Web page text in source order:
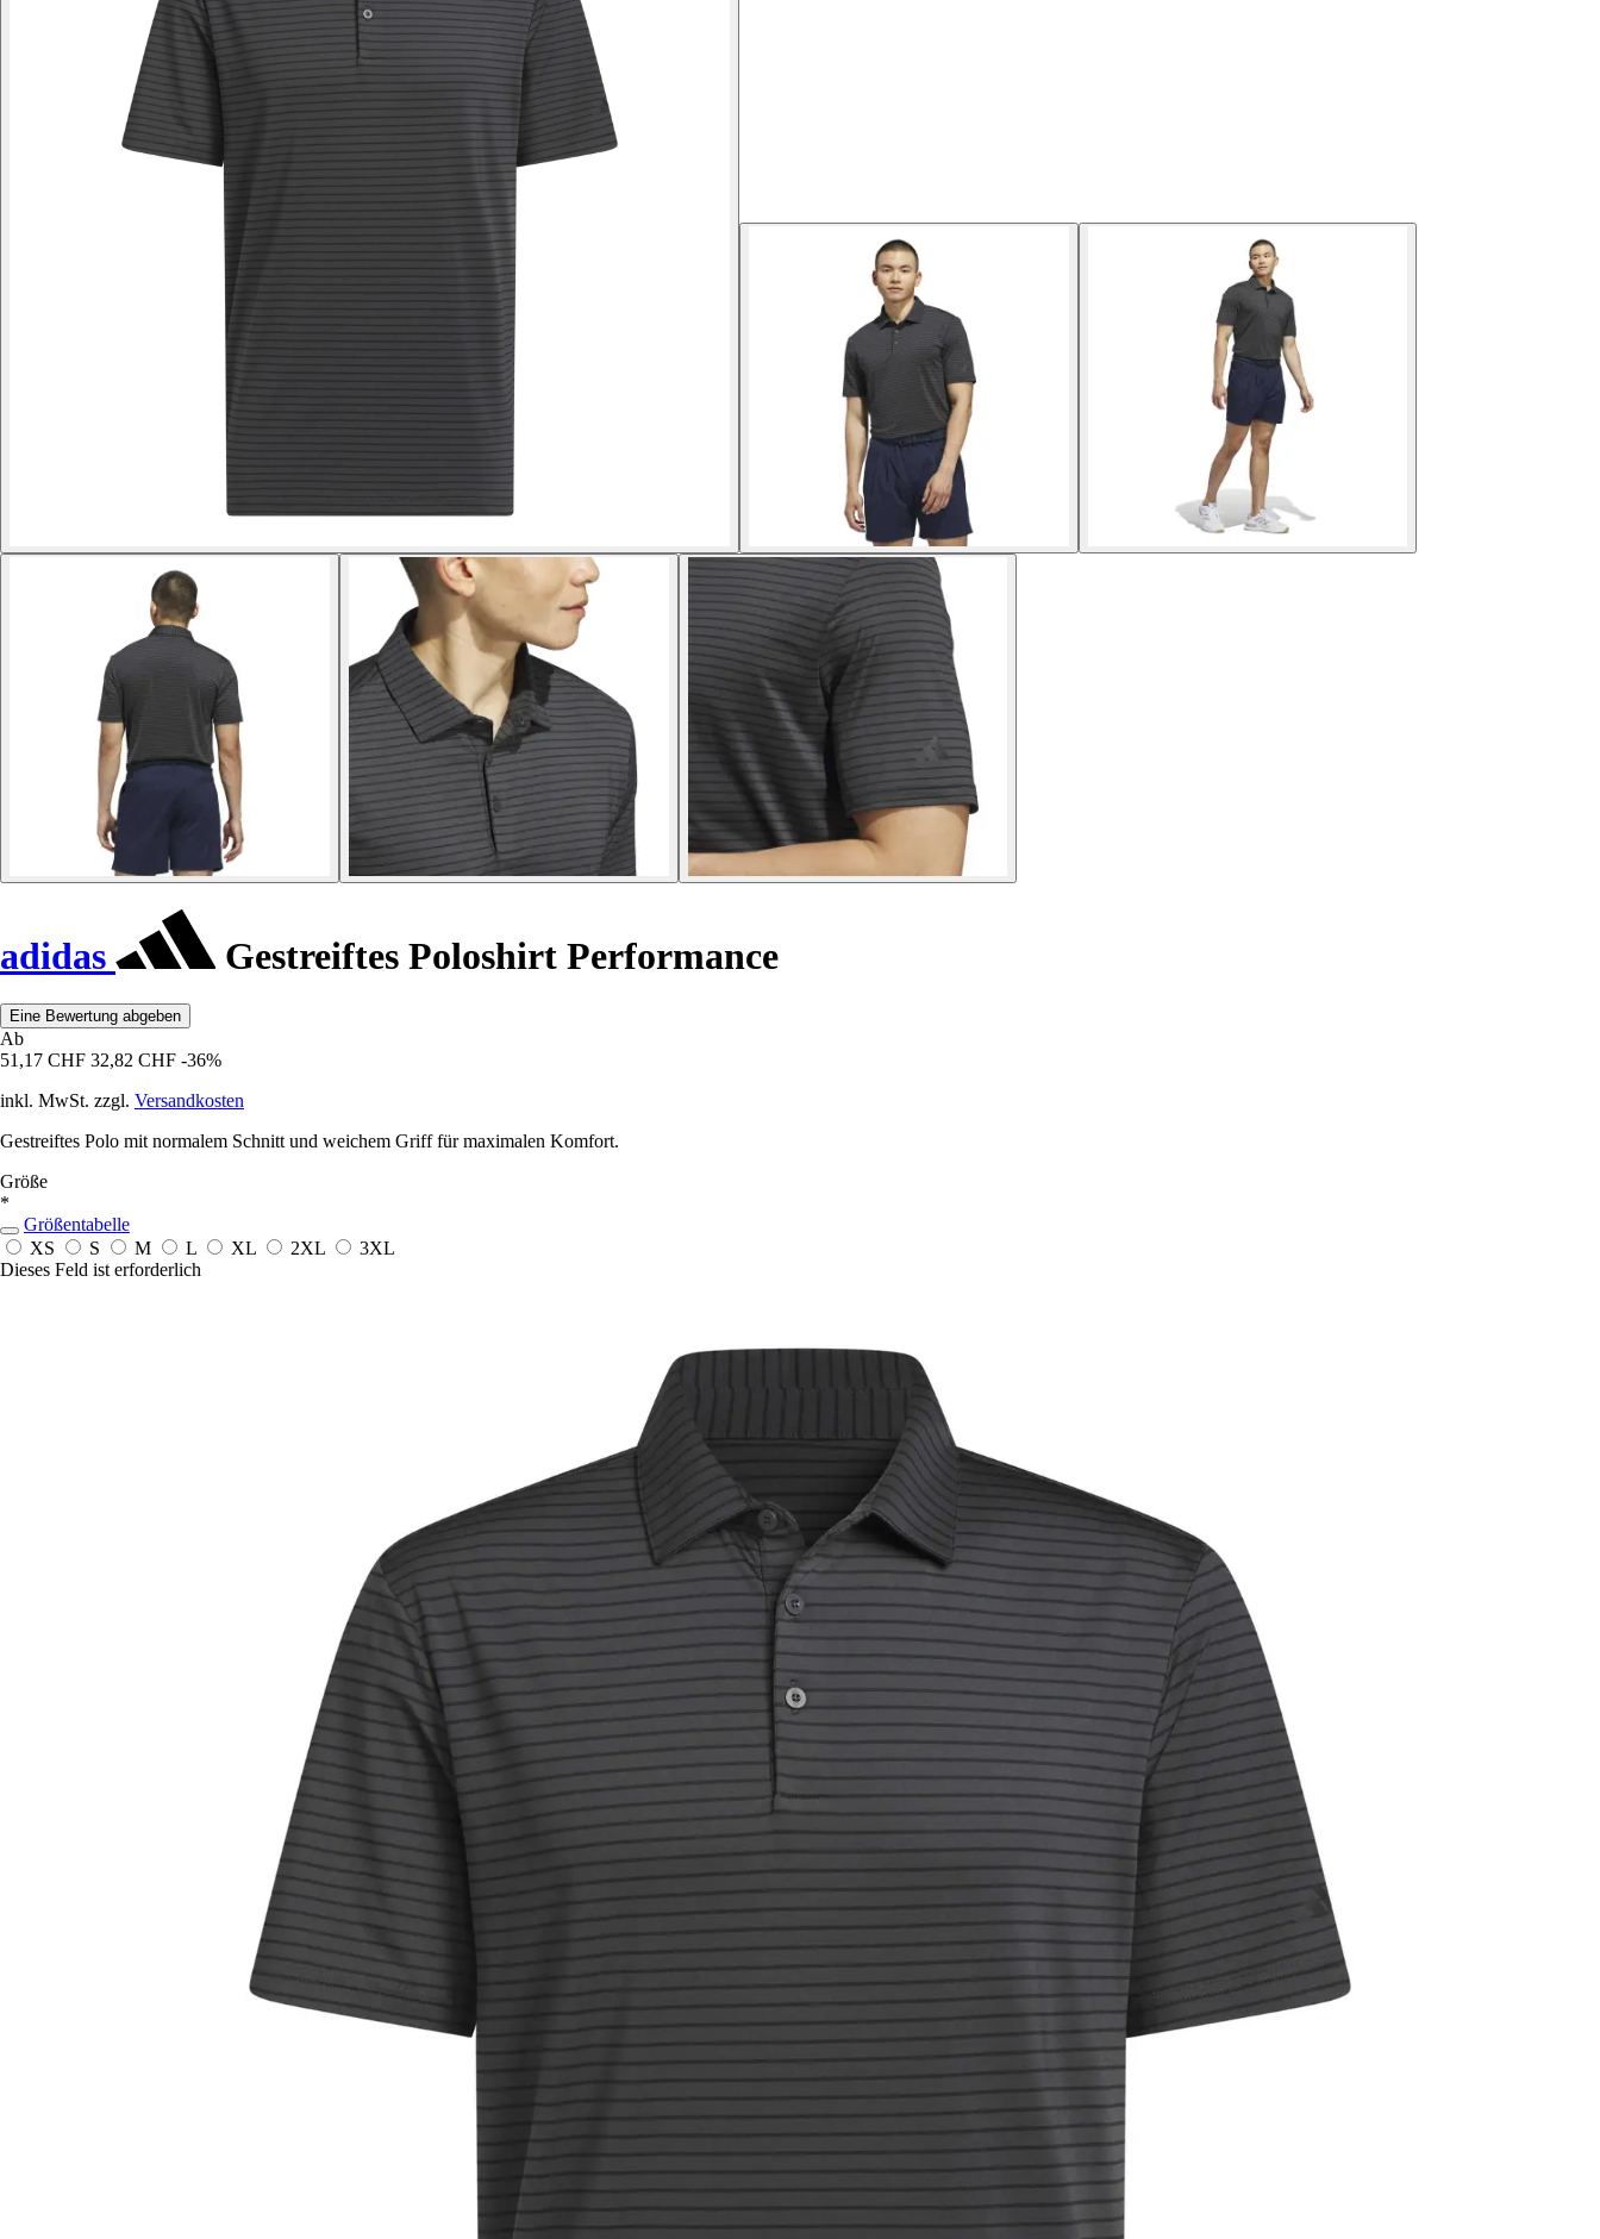
adidas Gestreiftes Poloshirt Performance
Eine Bewertung abgeben
Ab
51,17 CHF 32,82 CHF -36%
inkl. MwSt. zzgl. Versandkosten
Gestreiftes Polo mit normalem Schnitt und weichem Griff für maximalen Komfort.
Größe
*
Größentabelle
XS
S M L XL 2XL
3XL
Dieses Feld ist erforderlich